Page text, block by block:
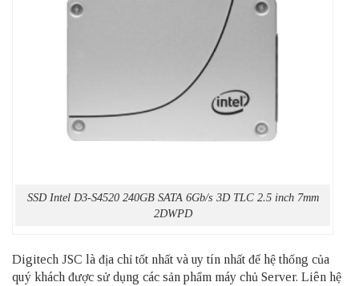
SSD Intel D3-S4520 240GB SATA 6Gb/s 3D TLC 2.5 inch 7mm
2DWPD
Digitech JSC là địa chỉ tốt nhất và uy tín nhất để hệ thống của
quý khách được sử dụng các sản phẩm máy chủ Server. Liên hệ